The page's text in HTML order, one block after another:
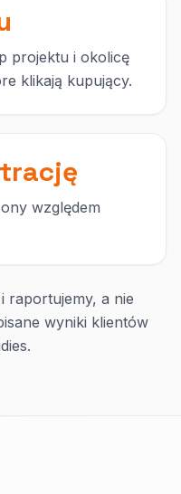
projektu i okolicę
klikają kupujący.
względem
raportujemy, a nie
wyniki klientów